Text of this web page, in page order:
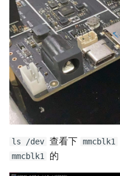
ls /dev 查看下 mmcblk1
mmcblk1 的